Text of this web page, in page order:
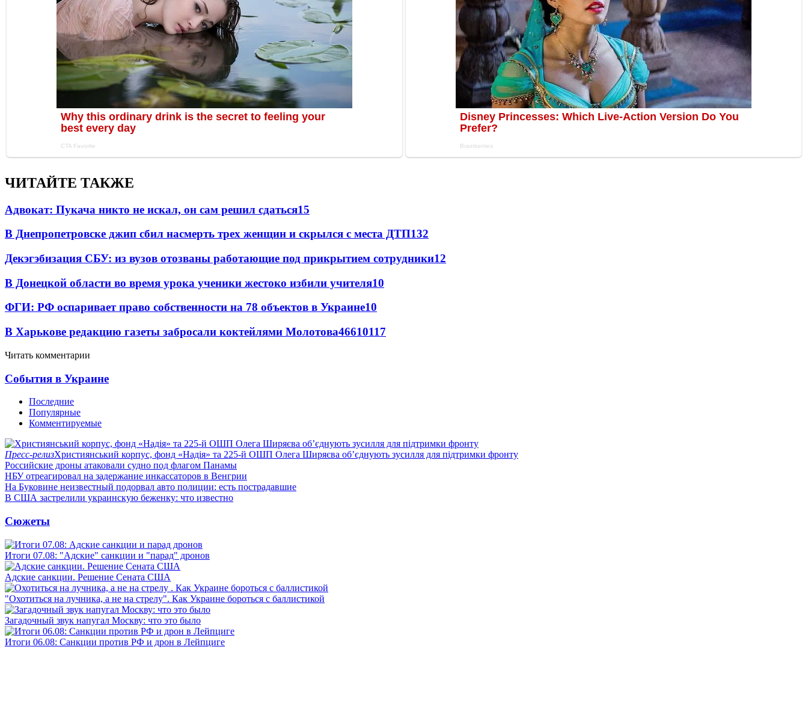
ЧИТАЙТЕ ТАКЖЕ
Адвокат: Пукача никто не искал, он сам решил сдаться15
В Днепропетровске джип сбил насмерть трех женщин и скрылся с места ДТП132
Декэгэбизация СБУ: из вузов отозваны работающие под прикрытием сотрудники12
В Донецкой области во время урока ученики жестоко избили учителя10
ФГИ: РФ оспаривает право собственности на 78 объектов в Украине10
В Харькове редакцию газеты забросали коктейлями Молотова46610117
Читать комментарии
События в Украине
Последние
Популярные
Комментируемые
Пресс-релизХристиянський корпус, фонд «Надія» та 225-й ОШП Олега Ширяєва об’єднують зусилля для підтримки фронту
Российские дроны атаковали судно под флагом Панамы
НБУ отреагировал на задержание инкассаторов в Венгрии
На Буковине неизвестный подорвал авто полиции: есть пострадавшие
В США застрелили украинскую беженку: что известно
Сюжеты
Итоги 07.08: "Адские" санкции и "парад" дронов
Адские санкции. Решение Сената США
"Охотиться на лучника, а не на стрелу". Как Украине бороться с баллистикой
Загадочный звук напугал Москву: что это было
Итоги 06.08: Санкции против РФ и дрон в Лейпциге